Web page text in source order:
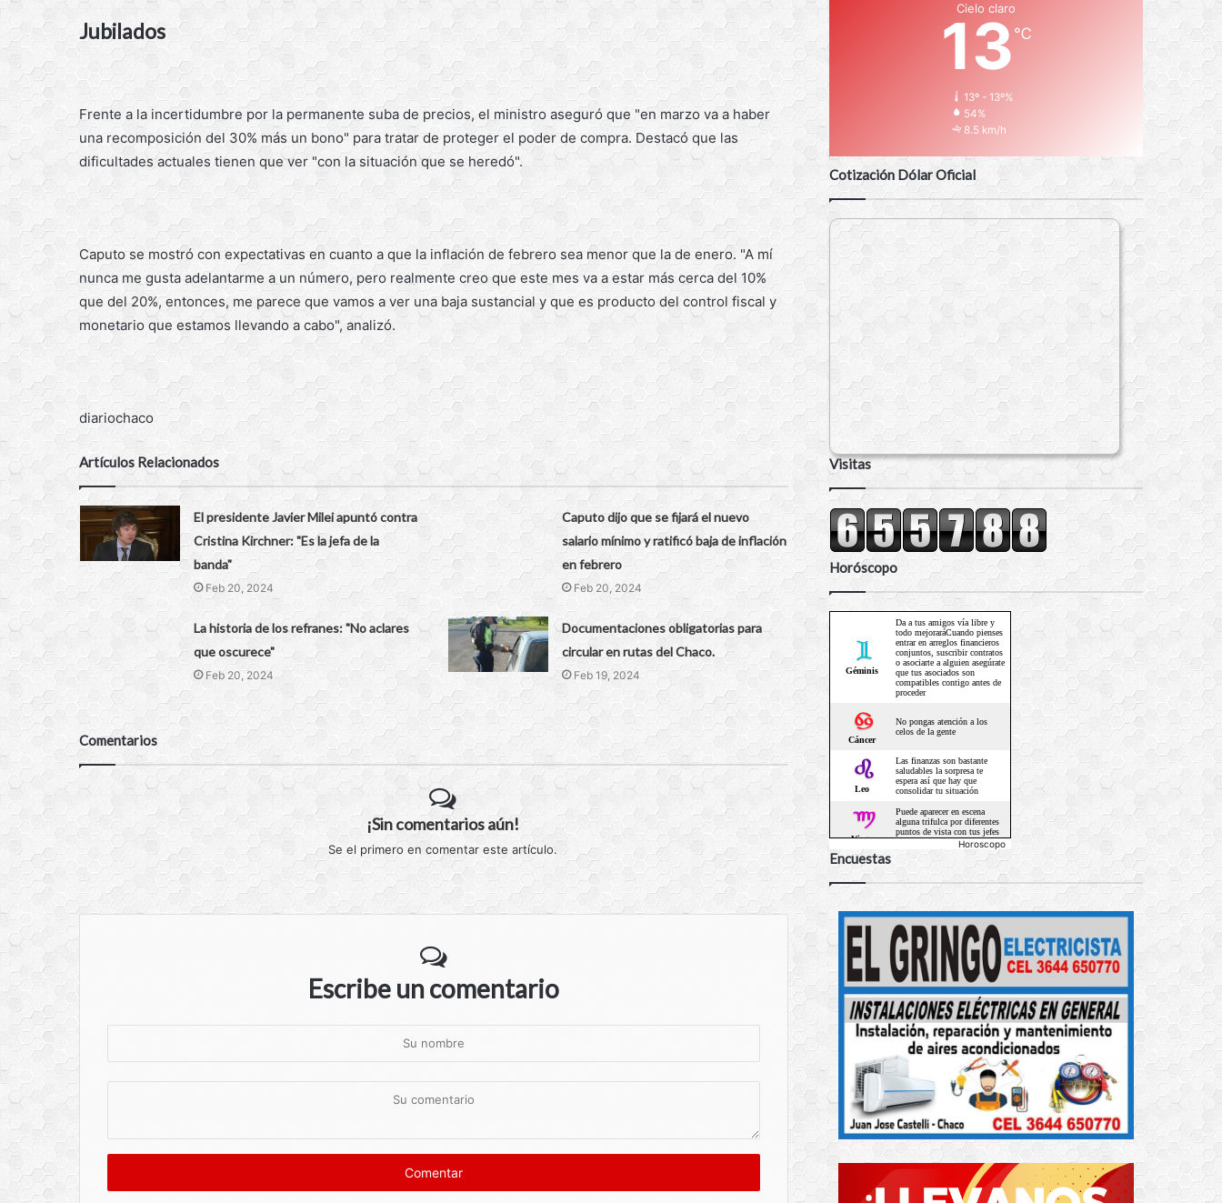
Jubilados
Frente a la incertidumbre por la permanente suba de precios, el ministro aseguró que "en marzo va a haber
una recomposición del 30% más un bono" para tratar de proteger el poder de compra. Destacó que las
dificultades actuales tienen que ver "con la situación que se heredó".
Caputo se mostró con expectativas en cuanto a que la inflación de febrero sea menor que la de enero. "A mí
nunca me gusta adelantarme a un número, pero realmente creo que este mes va a estar más cerca del 10%
que del 20%, entonces, me parece que vamos a ver una baja sustancial y que es producto del control fiscal y
monetario que estamos llevando a cabo", analizó.
diariochaco
Artículos Relacionados
El presidente Javier Milei apuntó contra
Cristina Kirchner: "Es la jefa de la
banda"
Feb 20, 2024
Caputo dijo que se fijará el nuevo
salario mínimo y ratificó baja de inflación
en febrero
Feb 20, 2024
La historia de los refranes: "No aclares
que oscurece"
Feb 20, 2024
Documentaciones obligatorias para
circular en rutas del Chaco.
Feb 19, 2024
Comentarios
¡Sin comentarios aún!
Se el primero en comentar este artículo.
Escribe un comentario
Cielo claro
13 ℃
13º - 13º%
54%
8.5 km/h
Cotización Dólar Oficial
Visitas
Horóscopo
Horoscopo
Encuestas